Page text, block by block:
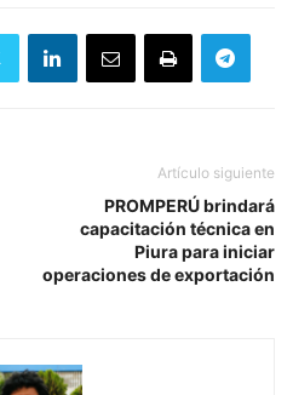
Artículo siguiente
PROMPERÚ brindará
capacitación técnica en
Piura para iniciar
operaciones de exportación